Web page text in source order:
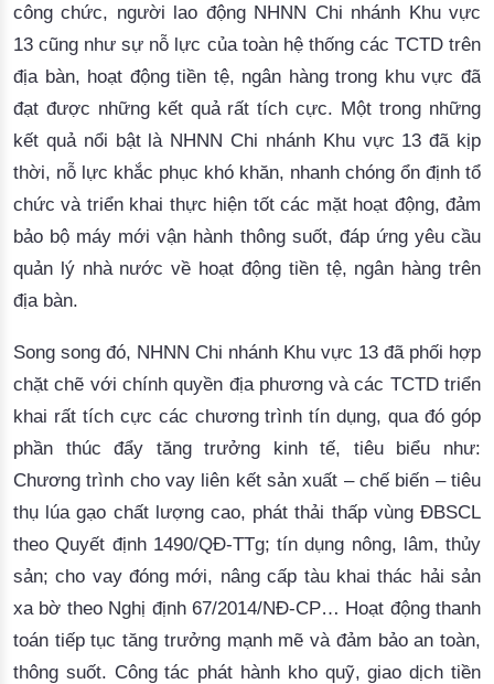
công chức, người lao động NHNN Chi nhánh Khu vực
13 cũng như sự nỗ lực của toàn hệ thống các TCTD trên
địa bàn, hoạt động tiền tệ, ngân hàng trong khu vực đã
đạt được những kết quả rất tích cực. Một trong những
kết quả nổi bật là NHNN Chi nhánh Khu vực 13 đã kịp
thời, nỗ lực khắc phục khó khăn, nhanh chóng ổn định tổ
chức và triển khai thực hiện tốt các mặt hoạt động, đảm
bảo bộ máy mới vận hành thông suốt, đáp ứng yêu cầu
quản lý nhà nước về hoạt động tiền tệ, ngân hàng trên
địa bàn.
Song song đó, NHNN Chi nhánh Khu vực 13 đã phối hợp
chặt chẽ với chính quyền địa phương và các TCTD triển
khai rất tích cực các chương trình tín dụng, qua đó góp
phần thúc đẩy tăng trưởng kinh tế, tiêu biểu như:
Chương trình cho vay liên kết sản xuất – chế biến – tiêu
thụ lúa gạo chất lượng cao, phát thải thấp vùng ĐBSCL
theo Quyết định 1490/QĐ-TTg; tín dụng nông, lâm, thủy
sản; cho vay đóng mới, nâng cấp tàu khai thác hải sản
xa bờ theo Nghị định 67/2014/NĐ-CP… Hoạt động thanh
toán tiếp tục tăng trưởng mạnh mẽ và đảm bảo an toàn,
thông suốt. Công tác phát hành kho quỹ, giao dịch tiền